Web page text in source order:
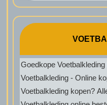
Goedkope Voetbalkleding
Voetbalkleding - Online
Voetbalkleding kopen?